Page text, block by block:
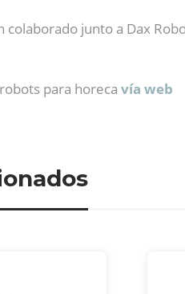
colaborado junto a Dax
para horeca vía web